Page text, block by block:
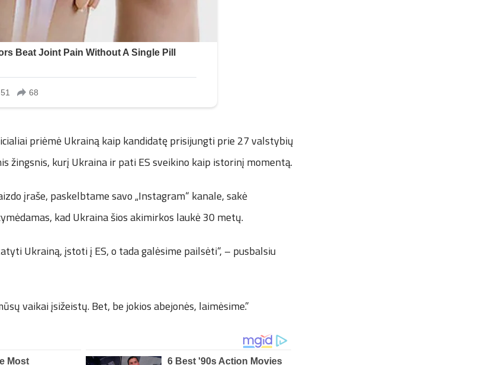
priėmė Ukrainą kaip kandidatę prisijungti prie 27 valstybių
žingsnis, kurį Ukraina ir pati ES sveikino kaip istorinį momentą.
įraše, paskelbtame savo „Instagram“ kanale, sakė
kad Ukraina šios akimirkos laukė 30 metų.
Ukrainą, įstoti į ES, o tada galėsime pailsėti“, – pusbalsiu
vaikai įsižeistų. Bet, be jokios abejonės, laimėsime.”